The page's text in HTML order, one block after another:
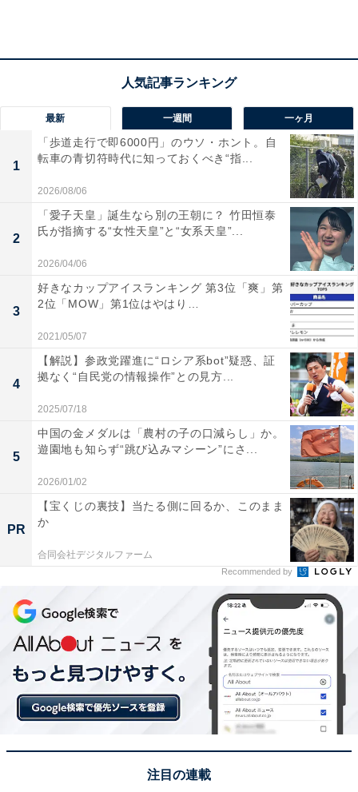
3路線が利用できる「吉祥寺」は、渋谷駅や新宿駅への
アクセスが良い駅です。駅周辺には大型商業施設が複数
あるほか、雑貨屋やおしゃれなカフェも豊富。また、井
の頭恩賜公園があるため自然を感じることができます。
1位「横浜駅」
複数路線が利用できる「横浜駅」は、都内各地へのアク
セスが良いため通勤・通学にも便利な駅。周辺には駅ビ
ルや百貨店、家電量販店などが充実、ショッピングが楽
しめます。おしゃれな観光地としても知られており、休
なお、本調査は「駅すぱあと」の路線図で、複数の駅が
「地下通路／連絡通路でつながっている」と表示されて
され、得点数が高かった路線・駅を代表駅として表示し
最新 一週間 一ヶ月
1
「歩道走行で即6000円」のウソ・ホント。自
転車の青切符時代に知っておくべき“指...
2026/08/06
2
「愛子天皇」誕生なら別の王朝に？ 竹田恒泰
氏が指摘する“女性天皇”と“女系天皇”...
2026/04/06
3
好きなカップアイスランキング 第3位「爽」第
2位「MOW」第1位はやはり…
2021/05/07
4
【解説】参政党躍進に“ロシア系bot”疑惑、証
拠なく“自民党の情報操作”との見方...
2025/07/18
5
中国の金メダルは「農村の子の口減らし」か。
遊園地も知らず“跳び込みマシーン”にさ...
2026/01/02
PR
【宝くじの裏技】当たる側に回るか、このまま
か
合同会社デジタルファーム
Recommended by
注目の連載